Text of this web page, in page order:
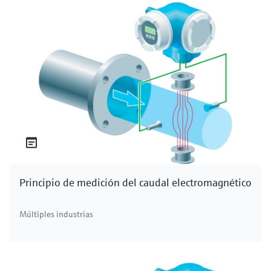
de aguas residuales requerida legalmente, la
desinfección de agua potable, la desalinización
de agua de mar, en centrales eléctricas, la
desinfección de alimentos envasados, latas y
botellas reutilizables, así como en agua de
piscinas. La medición del cloro residual total es
esencial en el tratamiento de aguas residuales
municipales para asegurar que su descarga en
cuerpos de agua naturales sea segura.
17, es un elemento químico que, a temperatura
ambiente, se presenta como un gas de color
Principio de medición del caudal electromagnético
Múltiples industrias